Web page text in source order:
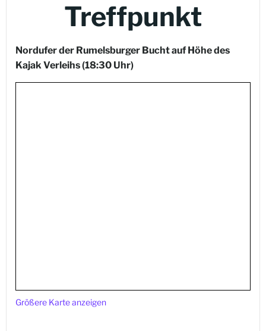
Treffpunkt
Nordufer der Rumelsburger Bucht auf Höhe des
Kajak Verleihs(18:30 Uhr)
Größere Karte anzeigen